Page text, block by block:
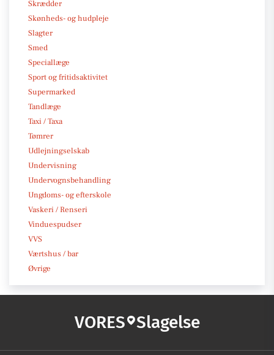
Skrædder
Skønheds- og hudpleje
Slagter
Smed
Speciallæge
Sport og fritidsaktivitet
Supermarked
Tandlæge
Taxi / Taxa
Tømrer
Udlejningselskab
Undervisning
Undervognsbehandling
Ungdoms- og efterskole
Vaskeri / Renseri
Vinduespudser
VVS
Værtshus / bar
Øvrige
VORES Slagelse